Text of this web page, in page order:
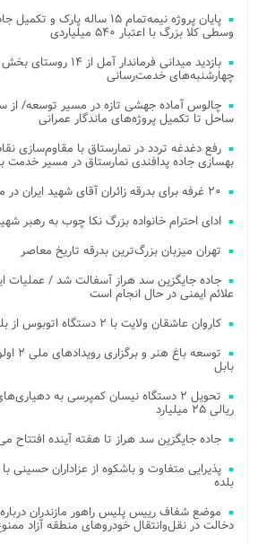
وسطی کلا بزرگ با اعتبار ۵۴۰ میلیاردی
بازدید میدانی فرماندار آمل
چهارشنبه‌های خدمت‌رسانی
ساحل تا تکمیل پروژه‌های ماندگار عمرانی
رفع دغدغه تردد در نمارستاق با مقاوم‌سازی
بهسازی جاده پدافندی نمارستاق در مسیر خدمت
۲۰ غرفه برای بدرقه زائران آقای شهید ایران در مسیر طریق الرضا برپا شد
ادای احترام خانواده بزرگ نکا چوب به رهبر
تهران میزبان بزرگ‌ترین بدرقه تاریخ معاصر
جاده جایگزین سد هراز آسفالت شد / عملیات
علائم ایمنی در حال انجام است
کاروان عاشقان ولایت با ۲ دستگاه اتوبوس از بلده راهی تهران شد
بابل
تحویل ۲ دستگاه نیسان کمپرسی به
ریالی ۲۵ میلیارد
جاده جایگزین سد هراز تا هفته آینده افتتاح
بلده
موضع شفاف رییس پلیس راهور مازندران
دخالت در نقل‌وانتقال خودروهای منطقه آزاد